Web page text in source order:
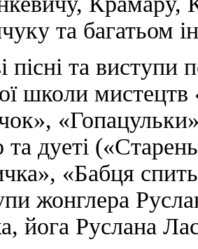
та багатьом
пісні та виступи
школи
та дуеті
«Бабця
жонглера
йога Руслана